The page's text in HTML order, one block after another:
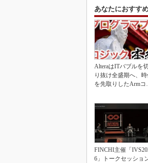
あなたにおすす
AlteraはITバブルを切
り抜け全盛期へ、
を先取りしたArmコ
FINCHI主催「
6」トークセッショ